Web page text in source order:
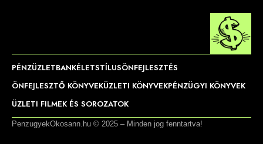
PÉNZÜZLETBANKÉLETSTÍLUSÖNFEJLESZTÉS
ÖNFEJLESZTŐ KÖNYVEKÜZLETI KÖNYVEKPÉNZÜGYI KÖNYVEK
ÜZLETI FILMEK ÉS SOROZATOK
PenzugyekOkosann.hu © 2025 – Minden jog fenntartva!